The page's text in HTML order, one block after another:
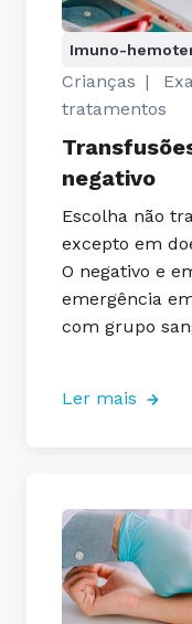
Imuno-
Crianças |
tratamentos
negativo
Escolha não
excepto em
O negativo e
emergência
com grupo
Ler mais